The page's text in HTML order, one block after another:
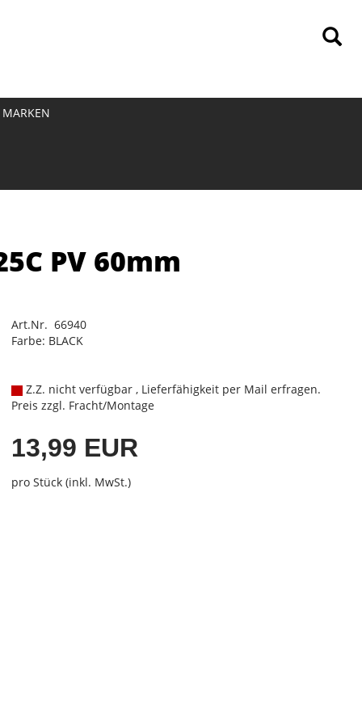
MARKEN
PV 60mm
Art.Nr. 66940
Farbe: BLACK
Z.Z. nicht verfügbar , Lieferfähigkeit per Mail erfragen.
Preis zzgl. Fracht/Montage
13,99 EUR
pro Stück (inkl. MwSt.)